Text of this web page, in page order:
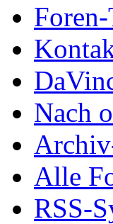
Foren-
Nach
Alle
RSS-